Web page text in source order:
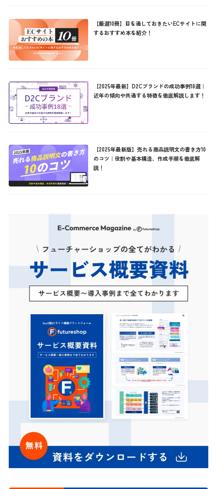
【厳選10冊】目を通しておきたいECサイトに関
するおすすめ本を紹介！
【2025年最新】D2Cブランドの成功事例18選｜
近年の傾向や共通する特徴を徹底解説します！
【2025年最新版】売れる商品説明文の書き方10
のコツ｜役割や基本構造、作成手順を徹底解
説！